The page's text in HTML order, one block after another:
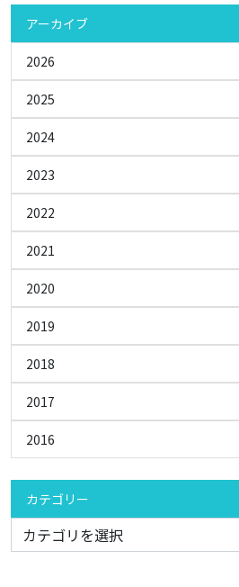
アーカイブ
2026
2025
2024
2023
2022
2021
2020
2019
2018
2017
2016
カテゴリー